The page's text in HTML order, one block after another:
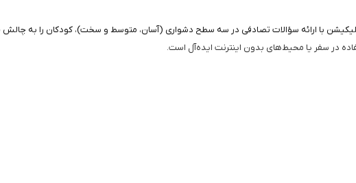
اپلیکیشن با ارائه سؤالات تصادفی در سه سطح دشواری (آسان، متوسط و سخت)، کودکان را به
در سفر یا محیط‌های بدون اینترنت ایده‌آل است.